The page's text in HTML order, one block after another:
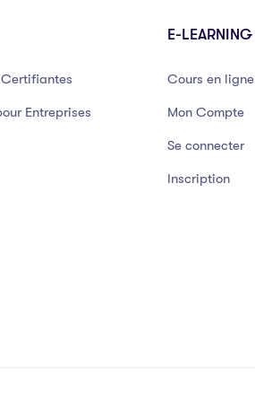
Entreprises
E-LEARNING
Cours en ligne
Mon Compte
Se connecter
Inscription